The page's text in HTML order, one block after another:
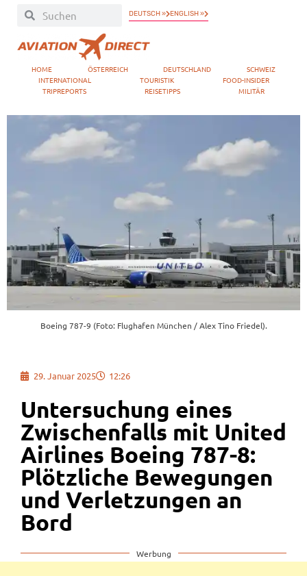
DEUTSCH » ENGLISH »
HOME ÖSTERREICH DEUTSCHLAND
SCHWEIZ
INTERNATIONAL
TOURISTIK
FOOD-INSIDER
TRIPREPORTS
REISETIPPS MILITÄR
Boeing 787-9 (Foto: Flughafen München / Alex Tino Friedel).
29. Januar 2025 12:26
Untersuchung eines
Zwischenfalls mit United
Airlines Boeing 787-8:
Plötzliche Bewegungen
und Verletzungen an
Bord
Werbung